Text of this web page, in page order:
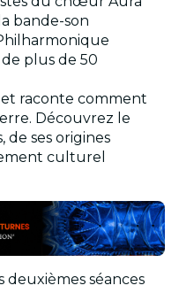
bande-son
plus de 50
et raconte comment
Découvrez le
de ses origines
culturel
séances